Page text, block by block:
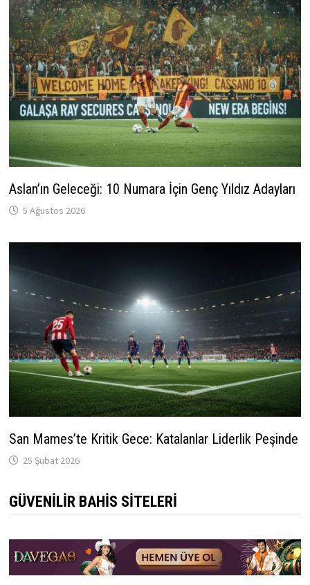
Aslan’ın Geleceği: 10 Numara İçin Genç Yıldız Adayları
5 Ağustos 2026
San Mames’te Kritik Gece: Katalanlar Liderlik Peşinde
25 Şubat 2026
GÜVENILIR BAHIS SITELERI